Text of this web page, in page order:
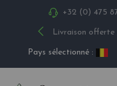
+32 (0) 475
Livraison
Pays sélectionné :